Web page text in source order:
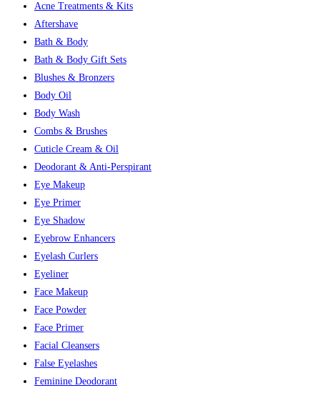
Acne Treatments & Kits
Aftershave
Bath & Body
Bath & Body Gift Sets
Blushes & Bronzers
Body Oil
Body Wash
Combs & Brushes
Cuticle Cream & Oil
Deodorant & Anti-Perspirant
Eye Makeup
Eye Primer
Eye Shadow
Eyebrow Enhancers
Eyelash Curlers
Eyeliner
Face Makeup
Face Powder
Face Primer
Facial Cleansers
False Eyelashes
Feminine Deodorant